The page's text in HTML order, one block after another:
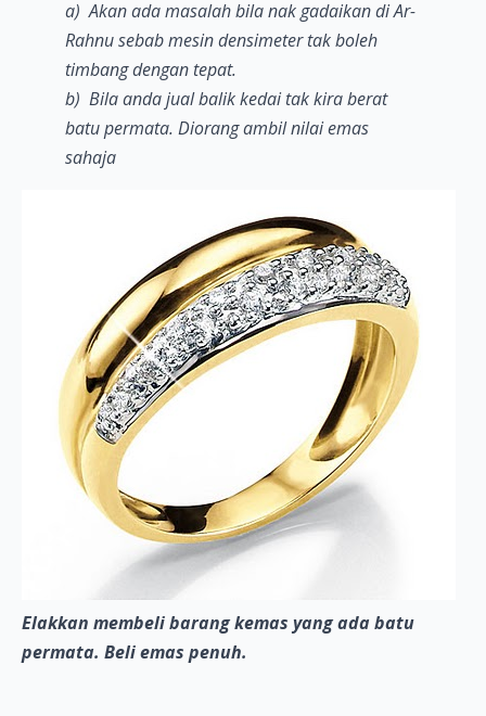
a) Akan ada masalah bila nak gadaikan di Ar-
Rahnu sebab mesin densimeter tak boleh
timbang dengan tepat.
b) Bila anda jual balik kedai tak kira berat
batu permata. Diorang ambil nilai emas
sahaja
Elakkan membeli barang kemas yang ada batu
permata. Beli emas penuh.